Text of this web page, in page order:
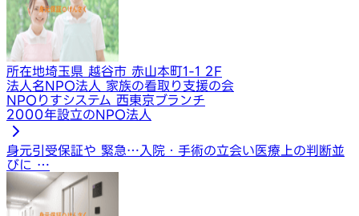
所在地埼玉県 越谷市 赤山本町1-1 2F
法人名NPO法人 家族の看取り支援の会
NPOりすシステム 西東京ブランチ
2000年設立のNPO法人
身元引受保証や 緊急… 入院・手術の立会い医療上の判断並
びに …